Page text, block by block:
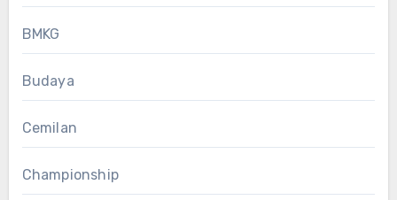
BMKG
Budaya
Cemilan
Championship